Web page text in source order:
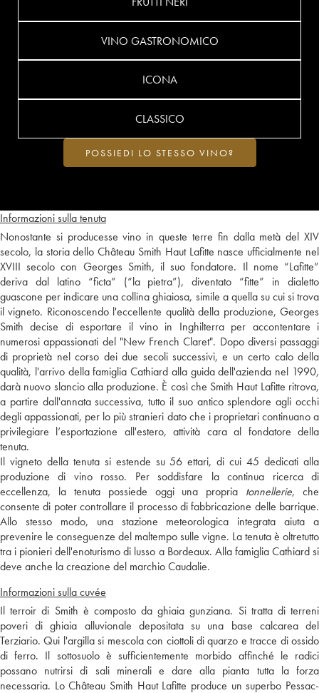
Informazioni sulla tenuta
Nonostante si producesse vino in queste terre fin dalla metà del XIV
secolo, la storia dello Château Smith Haut Lafitte nasce ufficialmente nel
XVIII secolo con Georges Smith, il suo fondatore. Il nome “Lafitte”
deriva dal latino “ficta” (“la pietra”), diventato “fitte” in dialetto
guascone per indicare una collina ghiaiosa, simile a quella su cui si trova
il vigneto. Riconoscendo l'eccellente qualità della produzione, Georges
Smith decise di esportare il vino in Inghilterra per accontentare i
numerosi appassionati del "New French Claret". Dopo diversi passaggi
di proprietà nel corso dei due secoli successivi, e un certo calo della
qualità, l'arrivo della famiglia Cathiard alla guida dell'azienda nel 1990,
darà nuovo slancio alla produzione. È così che Smith Haut Lafitte ritrova,
a partire dall'annata successiva, tutto il suo antico splendore agli occhi
degli appassionati, per lo più stranieri dato che i proprietari continuano a
privilegiare l’esportazione all'estero, attività cara al fondatore della
tenuta.
Il vigneto della tenuta si estende su 56 ettari, di cui 45 dedicati alla
produzione di vino rosso. Per soddisfare la continua ricerca di
eccellenza, la tenuta possiede oggi una propria tonnellerie, che
consente di poter controllare il processo di fabbricazione delle barrique.
Allo stesso modo, una stazione meteorologica integrata aiuta a
prevenire le conseguenze del maltempo sulle vigne. La tenuta è oltretutto
tra i pionieri dell'enoturismo di lusso a Bordeaux. Alla famiglia Cathiard si
deve anche la creazione del marchio Caudalie.
Informazioni sulla cuvée
Il terroir di Smith è composto da ghiaia gunziana. Si tratta di terreni
poveri di ghiaia alluvionale depositata su una base calcarea del
Terziario. Qui l'argilla si mescola con ciottoli di quarzo e tracce di ossido
di ferro. Il sottosuolo è sufficientemente morbido affinché le radici
possano nutrirsi di sali minerali e dare alla pianta tutta la forza
necessaria. Lo Château Smith Haut Lafitte produce un superbo Pessac-
VINO GASTRONOMICO
ICONA
CLASSICO
POSSIEDI LO STESSO VINO?